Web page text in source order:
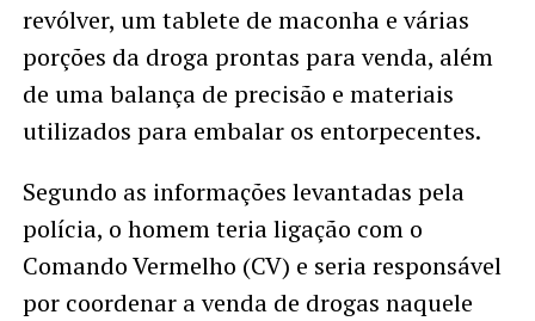
revólver, um tablete de maconha e várias
porções da droga prontas para venda, além
de uma balança de precisão e materiais
utilizados para embalar os entorpecentes.
Segundo as informações levantadas pela
polícia, o homem teria ligação com o
Comando Vermelho (CV) e seria responsável
por coordenar a venda de drogas naquele